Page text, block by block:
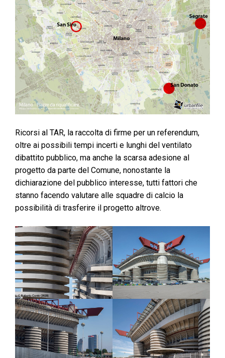
Ricorsi al TAR, la raccolta di firme per un referendum,
oltre ai possibili tempi incerti e lunghi del ventilato
dibattito pubblico, ma anche la scarsa adesione al
progetto da parte del Comune, nonostante la
dichiarazione del pubblico interesse, tutti fattori che
stanno facendo valutare alle squadre di calcio la
possibilità di trasferire il progetto altrove.